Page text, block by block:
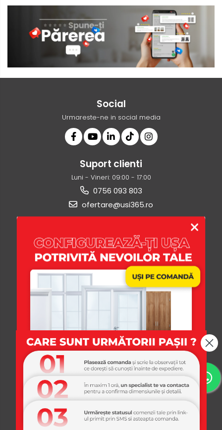
Social
Urmareste-ne in social media
Suport clienti
Luni - Vineri: 09:00 - 17:00
0756 093 803
ofertare@usi365.ro
Magazinul Meu
USI365